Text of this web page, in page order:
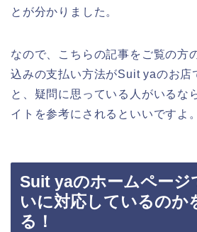
とが分かりました。
なので、こちらの記事をご覧の方
込みの支払い方法がSuit yaのお店
と、疑問に思っている人がいるな
イトを参考にされるといいですよ。
Suit yaのホームページ
いに対応しているのか
る！